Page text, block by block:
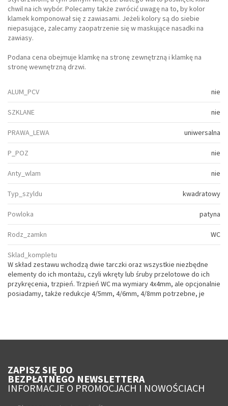
chwil na ich wybór. Polecamy także zwrócić uwagę na to, by kolor
klamek komponował się z zawiasami. Jeżeli kolory są do siebie
niepasujące, zalecamy zaopatrzenie się w maskujące nasadki na
zawiasy.
Podana cena obejmuje klamkę na stronę zewnętrzną i klamkę na
stronę wewnętrzną drzwi.
ALUM_PCV nie
SZKLANE nie
PRAWA_LEWA uniwersalna
P_POZ nie
Anty_wlam nie
Typ_szyldu kwadratowy
Powloka patyna
Rodz_zamkn WC
Sklad_kompletu
W skład zestawu wchodzą dwie tarczki oraz wszystkie niezbędne
elementy do ich montażu, czyli wkręty lub śruby przelotowe do ich
przykręcenia, trzpień. Trzpień WC ma wymiary 4x4mm, ale opcjonalnie
posiadamy, także redukcje 4/5mm, 4/6mm, 4/8mm potrzebne, je
ZAPISZ SIĘ DO
BEZPŁATNEGO NEWSLETTERA
INFORMACJE O PROMOCJACH I NOWOŚCIACH